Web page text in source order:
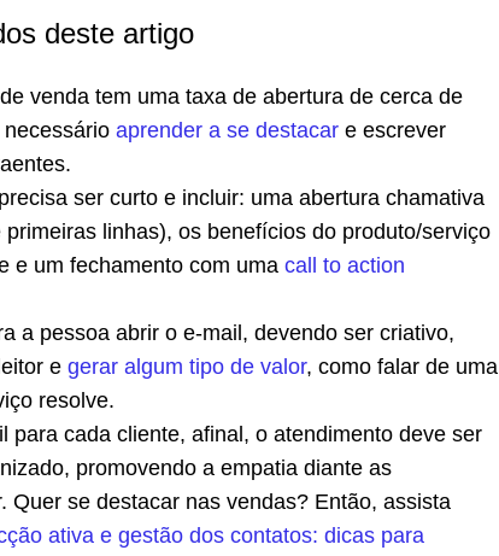
deste artigo
venda tem uma taxa de abertura de cerca de
aprender a se destacar e escrever
ser curto e incluir: uma abertura chamativa
linhas), os benefícios do produto/serviço
e um fechamento com uma call to action
a pessoa abrir o e-mail, devendo ser criativo,
e gerar algum tipo de valor, como falar de uma
resolve.
para cada cliente, afinal, o atendimento deve ser
promovendo a empatia diante as
Quer se destacar nas vendas? Então, assista
ativa e gestão dos contatos: dicas para